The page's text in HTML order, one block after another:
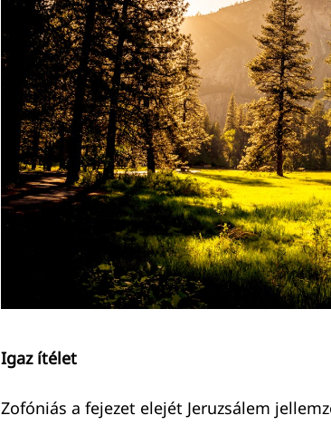
Igaz ítélet
Zofóniás a fejezet elejét Jeruzsálem